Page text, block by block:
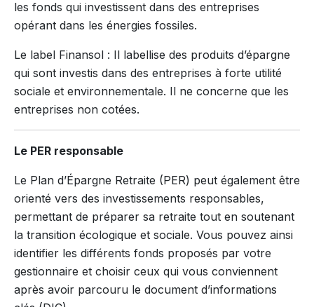
les fonds qui investissent dans des entreprises
opérant dans les énergies fossiles.
Le label Finansol : Il labellise des produits d’épargne
qui sont investis dans des entreprises à forte utilité
sociale et environnementale. Il ne concerne que les
entreprises non cotées.
Le PER responsable
Le Plan d’Épargne Retraite (PER) peut également être
orienté vers des investissements responsables,
permettant de préparer sa retraite tout en soutenant
la transition écologique et sociale. Vous pouvez ainsi
identifier les différents fonds proposés par votre
gestionnaire et choisir ceux qui vous conviennent
après avoir parcouru le document d’informations